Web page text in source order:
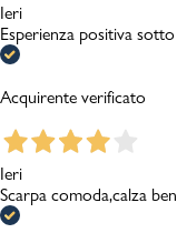
Ieri
Esperienza positiva
Acquirente verificato
Ieri
Scarpa comoda,calza